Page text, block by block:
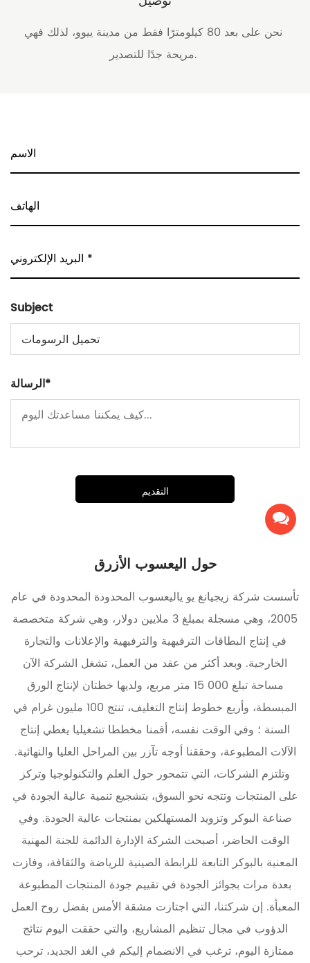
نحن على بعد 80 كيلومترًا فقط من مدينة ييوو، لذلك فهي
مريحة جدًا للتصدير.
Subject
تحميل الرسومات
الرسالة*
التقديم
حول اليعسوب الأزرق
تأسست شركة زيجيانغ يو ياليعسوب المحدودة المحدودة في عام
2005، وهي مسجلة بمبلغ 3 ملايين دولار، وهي شركة متخصصة
في إنتاج البطاقات الترفيهية والترفيهية والإعلانات والتجارة
الخارجية. وبعد أكثر من عقد من العمل، تشغل الشركة الآن
مساحة تبلغ 000 15 متر مربع، ولديها خطتان لإنتاج الورق
المبسطة، وأربع خطوط إنتاج التغليف، تنتج 100 مليون غرام في
السنة ؛ وفي الوقت نفسه، أقمنا مخططا تشغيليا يغطي إنتاج
الآلات المطبوعة، وحققنا أوجه تآزر بين المراحل العليا والنهائية.
وتلتزم الشركات، التي تتمحور حول العلم والتكنولوجيا وتركز
على المنتجات وتتجه نحو السوق، بتشجيع تنمية عالية الجودة في
صناعة البوكر وتزويد المستهلكين بمنتجات عالية الجودة. وفي
الوقت الحاضر، أصبحت الشركة الإدارة الدائمة للجنة المهنية
المعنية بالبوكر التابعة للرابطة الصينية للرياضة والثقافة، وفازت
بعدة مرات بجوائز الجودة في تقييم جودة المنتجات المطبوعة
المعبأة. إن شركتنا، التي اجتازت مشقة الأمس بفضل روح العمل
الدؤوب في مجال تنظيم المشاريع، والتي حققت اليوم نتائج
ممتازة اليوم، ترغب في الانضمام إليكم في الغد الجديد، ترحب